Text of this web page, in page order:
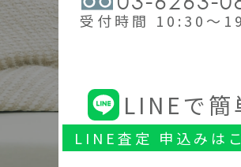
受付時間 10:30～
LINEで簡
LINE査定 申込みは